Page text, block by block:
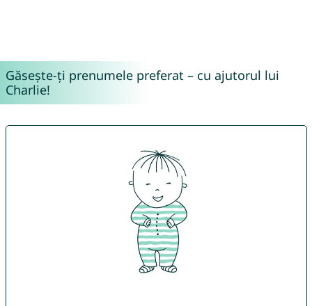
Găsește-ți prenumele preferat – cu ajutorul lui
Charlie!